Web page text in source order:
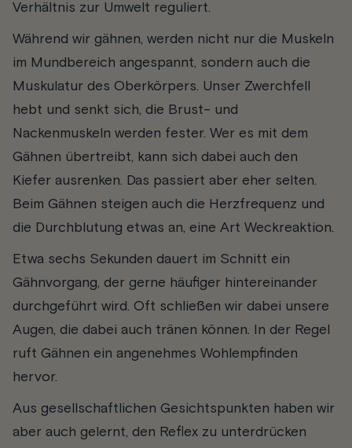
Verhältnis zur Umwelt reguliert.
Während wir gähnen, werden nicht nur die Muskeln
im Mundbereich angespannt, sondern auch die
Muskulatur des Oberkörpers. Unser Zwerchfell
hebt und senkt sich, die Brust- und
Nackenmuskeln werden fester. Wer es mit dem
Gähnen übertreibt, kann sich dabei auch den
Kiefer ausrenken. Das passiert aber eher selten.
Beim Gähnen steigen auch die Herzfrequenz und
die Durchblutung etwas an, eine Art Weckreaktion.
Etwa sechs Sekunden dauert im Schnitt ein
Gähnvorgang, der gerne häufiger hintereinander
durchgeführt wird. Oft schließen wir dabei unsere
Augen, die dabei auch tränen können. In der Regel
ruft Gähnen ein angenehmes Wohlempfinden
hervor.
Aus gesellschaftlichen Gesichtspunkten haben wir
aber auch gelernt, den Reflex zu unterdrücken